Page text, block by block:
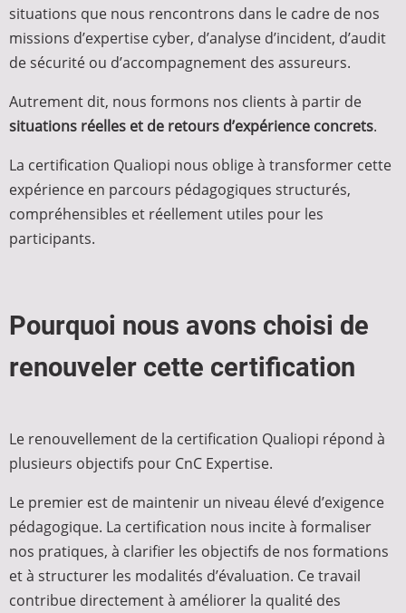
situations que nous rencontrons dans le cadre de nos
missions d’expertise cyber, d’analyse d’incident, d’audit
de sécurité ou d’accompagnement des assureurs.
Autrement dit, nous formons nos clients à partir de
situations réelles et de retours d’expérience concrets.
La certification Qualiopi nous oblige à transformer cette
expérience en parcours pédagogiques structurés,
compréhensibles et réellement utiles pour les
participants.
Pourquoi nous avons choisi de
renouveler cette certification
Le renouvellement de la certification Qualiopi répond à
plusieurs objectifs pour CnC Expertise.
Le premier est de maintenir un niveau élevé d’exigence
pédagogique. La certification nous incite à formaliser
nos pratiques, à clarifier les objectifs de nos formations
et à structurer les modalités d’évaluation. Ce travail
contribue directement à améliorer la qualité des